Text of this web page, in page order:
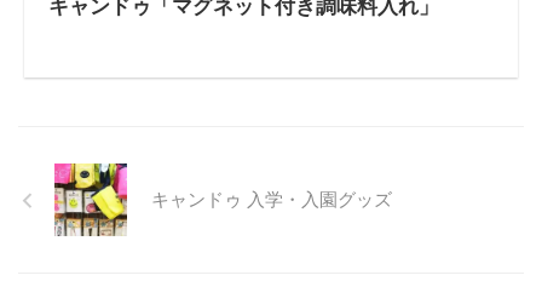
キャンドゥ「マグネット付き調味料入れ」
キャンドゥ 入学・入園グッズ